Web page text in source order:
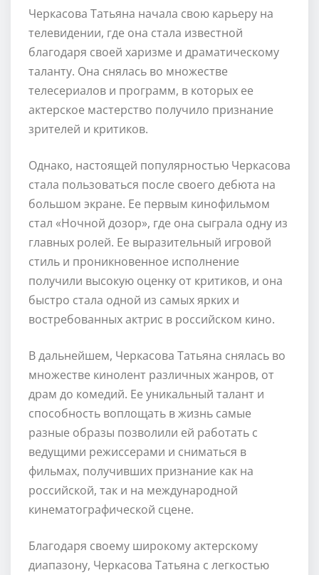
Черкасова Татьяна начала свою карьеру на
телевидении, где она стала известной
благодаря своей харизме и драматическому
таланту. Она снялась во множестве
телесериалов и программ, в которых ее
актерское мастерство получило признание
зрителей и критиков.
Однако, настоящей популярностью Черкасова
стала пользоваться после своего дебюта на
большом экране. Ее первым кинофильмом
стал «Ночной дозор», где она сыграла одну из
главных ролей. Ее выразительный игровой
стиль и проникновенное исполнение
получили высокую оценку от критиков, и она
быстро стала одной из самых ярких и
востребованных актрис в российском кино.
В дальнейшем, Черкасова Татьяна снялась во
множестве кинолент различных жанров, от
драм до комедий. Ее уникальный талант и
способность воплощать в жизнь самые
разные образы позволили ей работать с
ведущими режиссерами и сниматься в
фильмах, получивших признание как на
российской, так и на международной
кинематографической сцене.
Благодаря своему широкому актерскому
диапазону, Черкасова Татьяна с легкостью